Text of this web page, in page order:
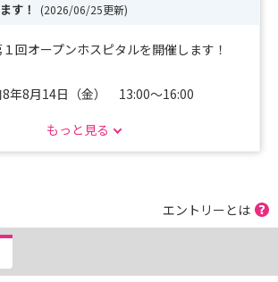
す！
(2026/06/25更新)
回オープンホスピタルを開催します！
8年8月14日（金） 13:00～16:00
養成学校、助産師養成学校に在学中の学生
8年7月31日（金） 12：00まで
もっと見る
エントリーとは